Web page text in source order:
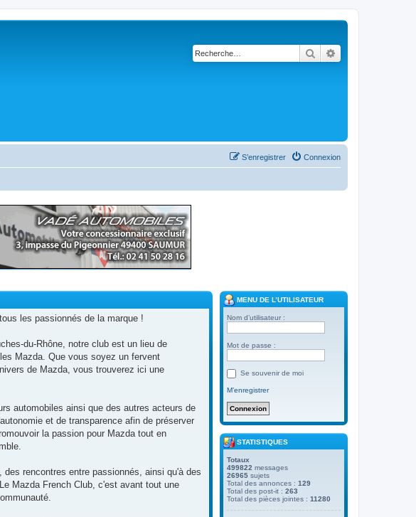
Rechercher
Connexion
S’enregistrer
les passionnés de la marque !
du-Rhône, notre club est un lieu de
Mazda. Que vous soyez un fervent
de Mazda, vous trouverez ici une
automobiles ainsi que des autres acteurs de
et de transparence afin de préserver
la passion pour Mazda tout en
rencontres entre passionnés, ainsi qu'à des
Mazda French Club, c'est avant tout une
MENU DE L’UTILISATEUR
Nom d’utilisateur :
Mot de passe :
Se souvenir de moi
M’enregistrer
STATISTIQUES
Totaux
499822 messages
26965 sujets
Total des annonces : 129
Total des post-it : 263
Total des pièces jointes : 11280